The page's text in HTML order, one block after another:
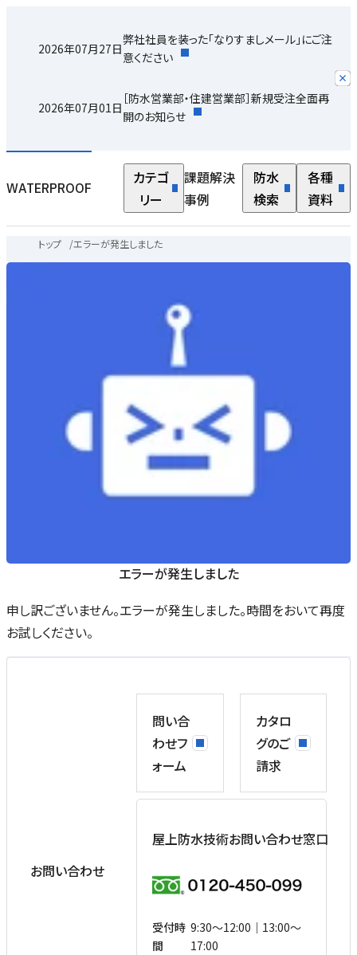
2026年07月27日
弊社社員を装った「なりすましメール」にご注
意ください
2026年07月01日
［防水営業部・住建営業部］新規受注全面再
開のお知らせ
WATERPROOF
カテゴ
リー
課題解決
事例
防水
検索
各種
資料
トップ /エラーが発生しました
エラーが発生しました
申し訳ございません。エラーが発生しました。時間をおいて再度
お試しください。
お問い合わせ
問い合
わせフ
ォーム
カタロ
グのご
請求
屋上防水技術お問い合わせ窓口
受付時
間
9:30〜12:00｜13:00〜
17:00